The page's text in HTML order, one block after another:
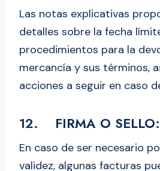
Las notas explicativas
detalles sobre la fecha
procedimientos para la
mercancía y sus términos,
acciones a seguir en caso
12. FIRMA O SELLO:
En caso de ser necesario
validez, algunas facturas